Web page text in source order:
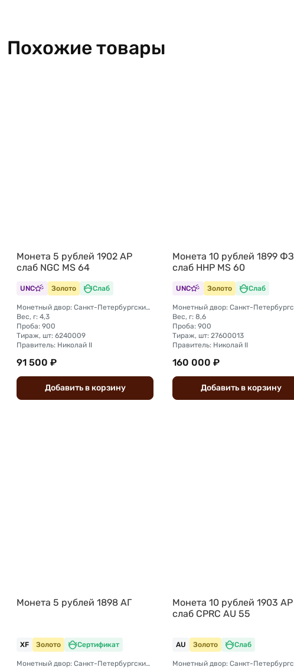
Похожие товары
Монета 5 рублей 1902 АР
слаб NGC MS 64
UNC Золото Слаб
Монетный двор: Санкт-Петербургский монетный двор
Вес, г: 4,3
Проба: 900
Тираж, шт: 6240009
Правитель: Николай II
91 500 ₽
Добавить вкорзину
Монета 10 рублей 1899 ФЗ
слаб ННР MS 60
UNC Золото Слаб
Вес, г: 8,6
Проба: 900
Тираж, шт: 27600013
Правитель: Николай II
160 000 ₽
Добавить вкорзину
Монета 5 рублей 1898 АГ
XF Золото Сертификат
Монетный двор: Санкт-Петербургский монетный двор
Монета 10 рублей 1903 АР
слаб CPRC AU 55
AU Золото Слаб